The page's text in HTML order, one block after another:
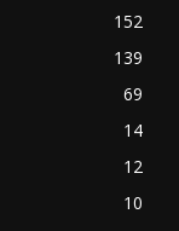
152
139
69
14
12
10